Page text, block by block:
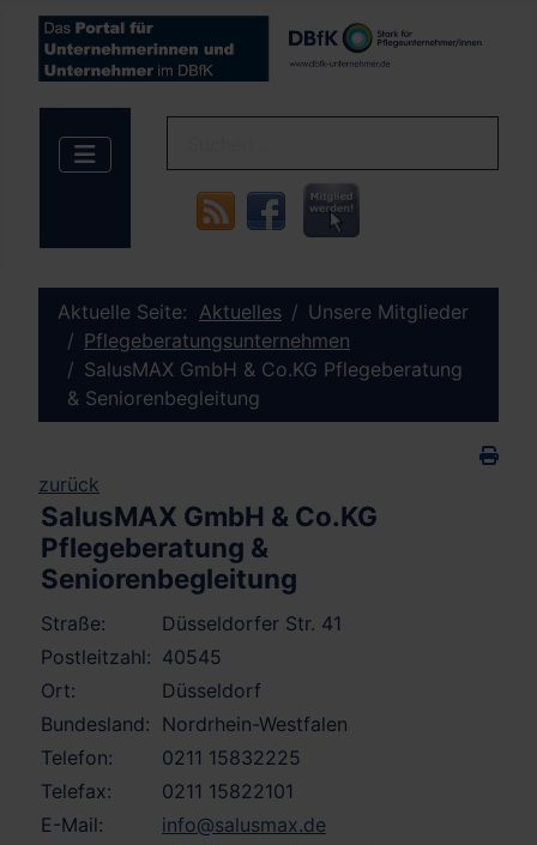
Aktuelle Seite: Aktuelles
Unsere Mitglieder
Pflegeberatungsunternehmen
SalusMAX GmbH & Co.KG Pflegeberatung
& Seniorenbegleitung
zurück
SalusMAX GmbH & Co.KG
Pflegeberatung &
Seniorenbegleitung
Straße:
Düsseldorfer Str. 41
Postleitzahl: 40545
Ort:
Düsseldorf
Bundesland: Nordrhein-Westfalen
Telefon:
0211 15832225
Telefax:
0211 15822101
E-Mail:
info@salusmax.de